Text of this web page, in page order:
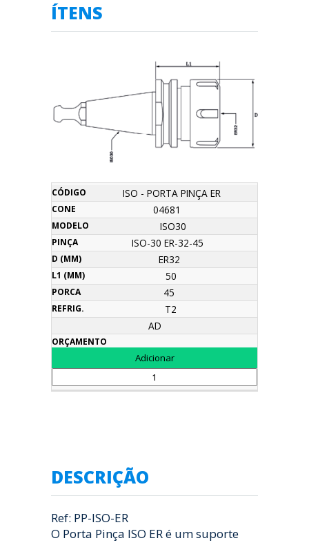
ÍTENS
NomeCódigo ModeloPinça
D
(mm)
L1
(mm)
Porca
ISO - PORTA PINÇA ER
04681
ISO30
ISO-30 ER-32-45
ER32
50
45
T2
AD
DESCRIÇÃO
Ref: PP-ISO-ER
O Porta Pinça ISO ER é um suporte